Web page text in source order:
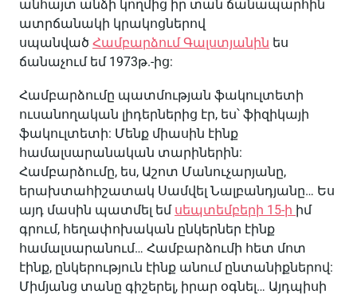
անհայտ անձի կողմից իր տան ճանապարհին
ատրճանակի կրակոցներով
սպանված Համբարձում Գալստյանին ես
ճանաչում եմ 1973թ.-ից:
Համբարձումը պատմության ֆակուլտետի
ուսանողական լիդերներից էր, ես՝ ֆիզիկայի
ֆակուլտետի: Մենք միասին էինք
համալսարանական տարիներին:
Համբարձումը, ես, Աշոտ Մանուչարյանը,
երախտահիշատակ Սամվել Նալբանդյանը… Ես
այդ մասին պատմել եմ սեպտեմբերի 15-ի իմ
գրում, հեղափոխական ընկերներ էինք
համալսարանում… Համբարձումի հետ մոտ
էինք, ընկերություն էինք անում ընտանիքներով:
Միմյանց տանը գիշերել, իրար օգնել… Այդպիսի